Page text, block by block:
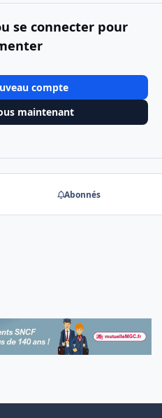
se connecter pour
compte
maintenant
Abonnés